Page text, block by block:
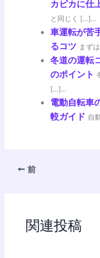
カピカに仕
と同じく […]...
車運転が苦
るコツ まず
冬道の運転
のポイント
[…]...
電動自転車
較ガイド 自
前
関連投稿